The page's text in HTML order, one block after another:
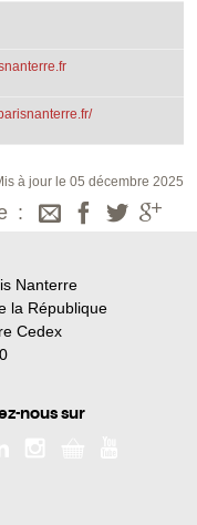
à jour le 05 décembre 2025
Nanterre
la République
Cedex
nous sur